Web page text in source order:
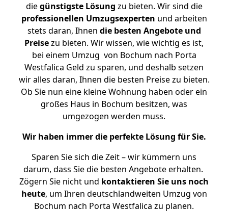
diegünstigste Lösung zu bieten. Wir sind die
professionellen Umzugsexperten und arbeiten
stets daran, Ihnen die besten Angebote und
Preisezu bieten. Wir wissen, wie wichtig es ist,
bei einem Umzug von Bochum nach Porta
Westfalica Geld zu sparen, und deshalb setzen
wir alles daran, Ihnen die besten Preise zu bieten.
Ob Sie nun eine kleine Wohnung haben oder ein
großes Haus in Bochum besitzen, was
umgezogen werden muss.
Wir haben immer die perfekte Lösung für Sie.
Sparen Sie sich die Zeit – wir kümmern uns
darum, dass Sie die besten Angebote erhalten.
Zögern Sie nicht und kontaktieren Sie uns noch
heute, um Ihren deutschlandweiten Umzug von
Bochum nach Porta Westfalica zu planen.